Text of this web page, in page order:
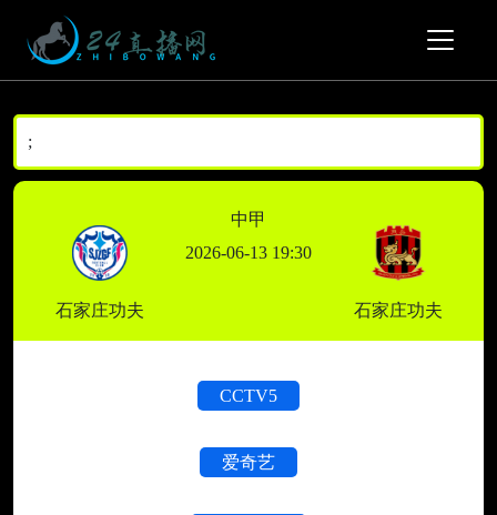
;
石家庄功夫
中甲
2026-06-13 19:30
石家庄功夫
CCTV5
爱奇艺